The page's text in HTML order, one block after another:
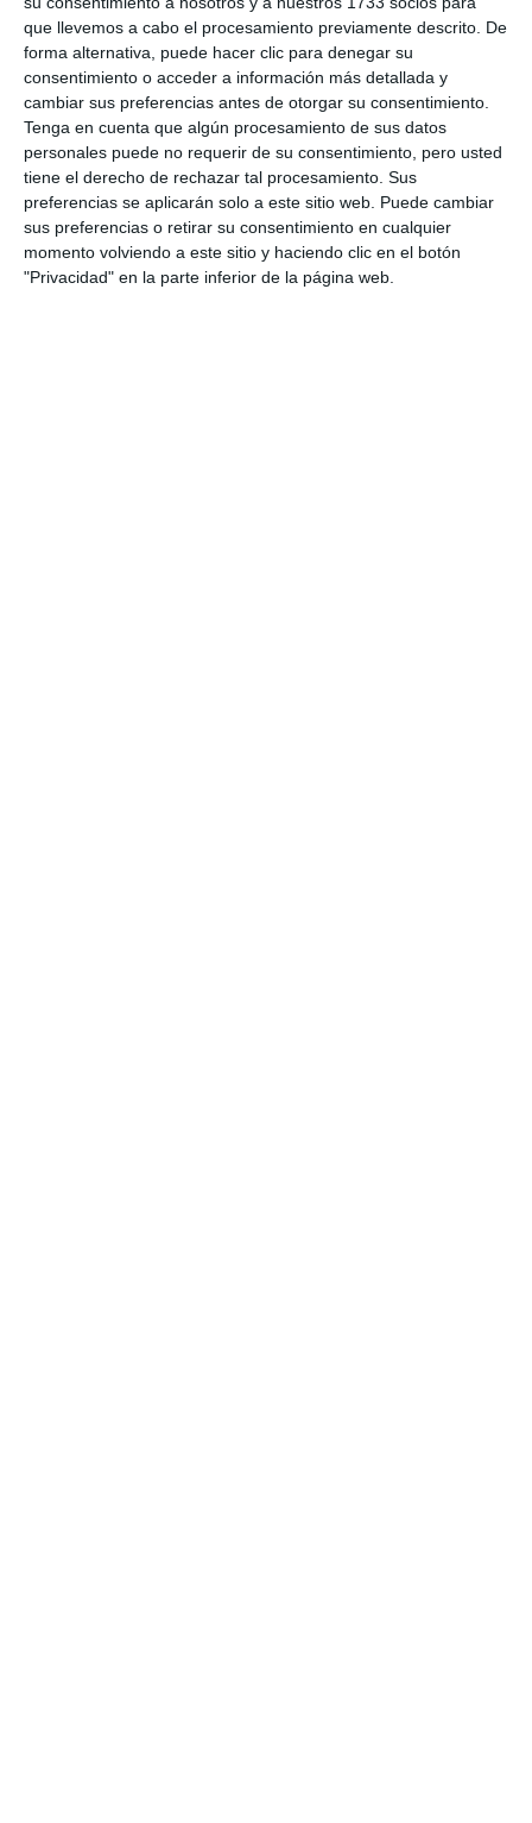
que llevemos a cabo el procesamiento previamente descrito. De
forma alternativa, puede hacer clic para denegar su
consentimiento o acceder a información más detallada y
cambiar sus preferencias antes de otorgar su consentimiento.
Tenga en cuenta que algún procesamiento de sus datos
personales puede no requerir de su consentimiento, pero usted
tiene el derecho de rechazar tal procesamiento. Sus
preferencias se aplicarán solo a este sitio web. Puede cambiar
sus preferencias o retirar su consentimiento en cualquier
momento volviendo a este sitio y haciendo clic en el botón
"Privacidad" en la parte inferior de la página web.
Comparte esta noticia desde el siguiente enlace:
https://mijascom.com/?a=33763
LETRAS SOLIDARIAS CULTURA MIJAS